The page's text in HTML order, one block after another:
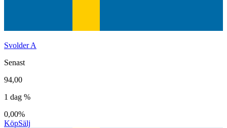
Svolder A
Senast
94,00
1 dag %
0,00%
KöpSälj